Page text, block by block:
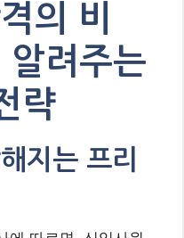
의 비
알려주는
략
지는 프리